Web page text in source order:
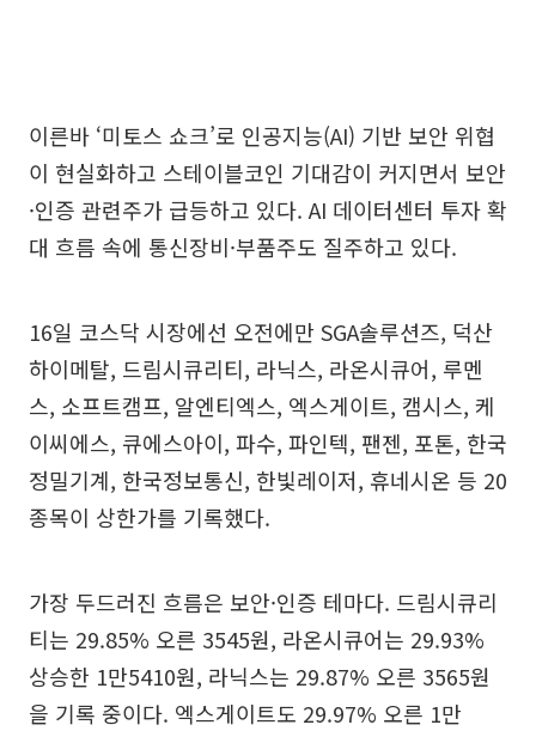
이른바 ‘미토스 쇼크’로 인공지능(AI) 기반 보안 위협
이 현실화하고 스테이블코인 기대감이 커지면서 보안
·인증 관련주가 급등하고 있다. AI 데이터센터 투자 확
대 흐름 속에 통신장비·부품주도 질주하고 있다.
16일 코스닥 시장에선 오전에만 SGA솔루션즈, 덕산
하이메탈, 드림시큐리티, 라닉스, 라온시큐어, 루멘
스, 소프트캠프, 알엔티엑스, 엑스게이트, 캠시스, 케
이씨에스, 큐에스아이, 파수, 파인텍, 팬젠, 포톤, 한국
정밀기계, 한국정보통신, 한빛레이저, 휴네시온 등 20
종목이 상한가를 기록했다.
가장 두드러진 흐름은 보안·인증 테마다. 드림시큐리
티는 29.85% 오른 3545원, 라온시큐어는 29.93%
상승한 1만5410원, 라닉스는 29.87% 오른 3565원
을 기록 중이다. 엑스게이트도 29.97% 오른 1만